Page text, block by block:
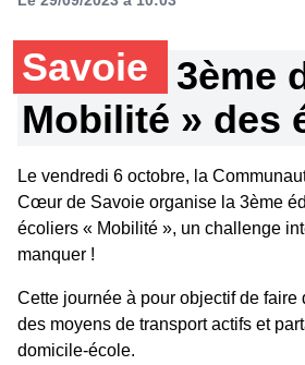
Savoie
3ème
Mobilité » des
Le vendredi 6 octobre, la
Cœur de Savoie organise la 3ème
écoliers « Mobilité », un challenge
manquer !
Cette journée à pour objectif de faire
des moyens de transport actifs et
domicile-école.